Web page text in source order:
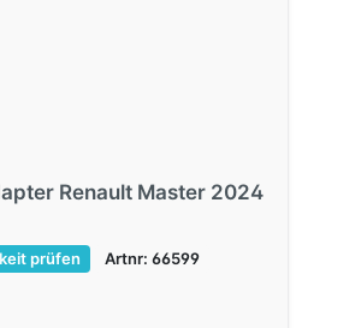
Renault Master 2024
prüfen Artnr: 66599